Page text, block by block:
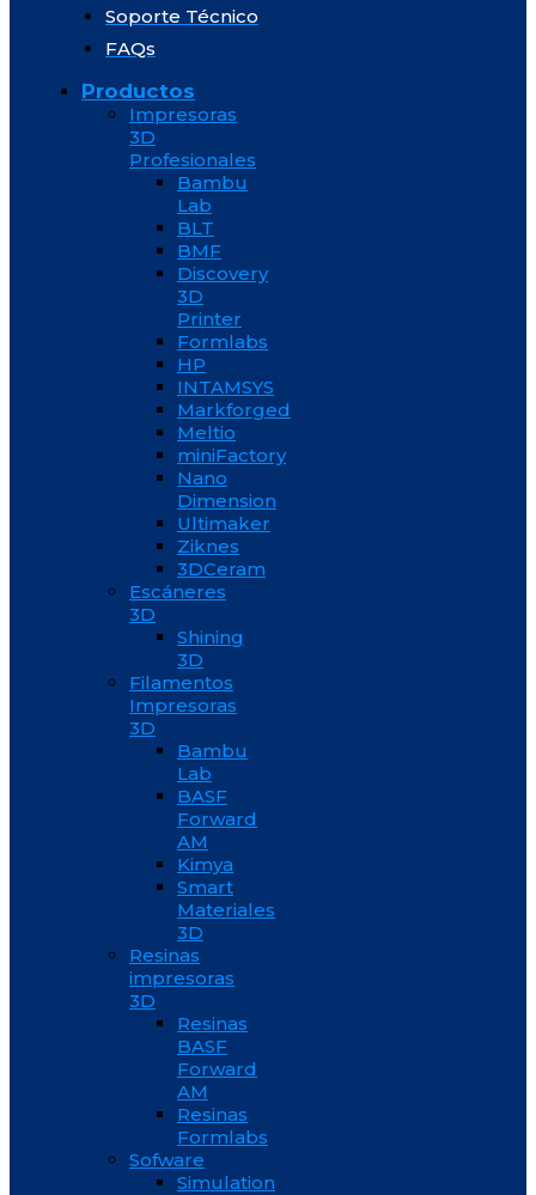
Soporte Técnico
FAQs
Productos
Impresoras
3D
Profesionales
Bambu
Lab
BLT
BMF
Discovery
3D
Printer
Formlabs
HP
INTAMSYS
Markforged
Meltio
miniFactory
Nano
Dimension
Ultimaker
Ziknes
3DCeram
Escáneres
3D
Shining
3D
Filamentos
Impresoras
3D
Bambu
Lab
BASF
Forward
AM
Kimya
Smart
Materiales
3D
Resinas
impresoras
3D
Resinas
BASF
Forward
AM
Resinas
Formlabs
Sofware
Simulation